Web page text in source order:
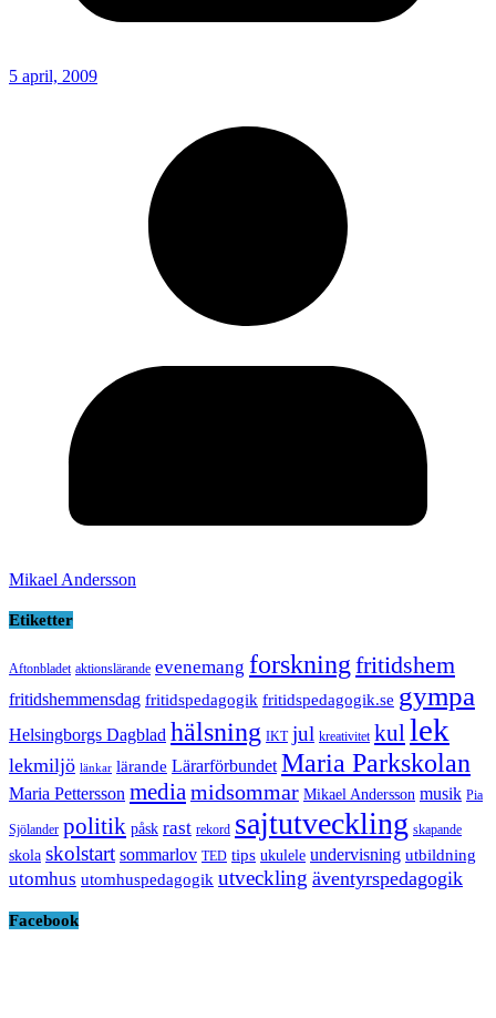
5 april, 2009
Mikael Andersson
Etiketter
Aftonbladet aktionslärande evenemang forskning fritidshem
fritidshemmensdag fritidspedagogik fritidspedagogik.se gympa
Helsingborgs Dagblad hälsning IKT jul kreativitet kul lek
lekmiljö länkar lärande Lärarförbundet Maria Parkskolan
Maria Pettersson media midsommar Mikael Andersson musik Pia
Sjölander politik påsk rast rekord sajtutveckling skapande
skola skolstart sommarlov TED tips ukulele undervisning utbildning
utomhus utomhuspedagogik utveckling äventyrspedagogik
Facebook